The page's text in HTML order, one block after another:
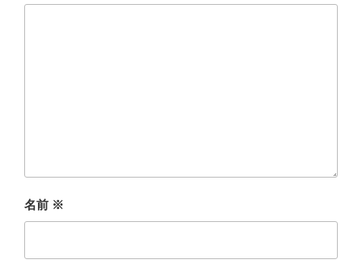
名前 ※